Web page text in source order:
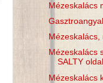
Mézeskalács
Mézeskalács
SALTY
Mézeskalács